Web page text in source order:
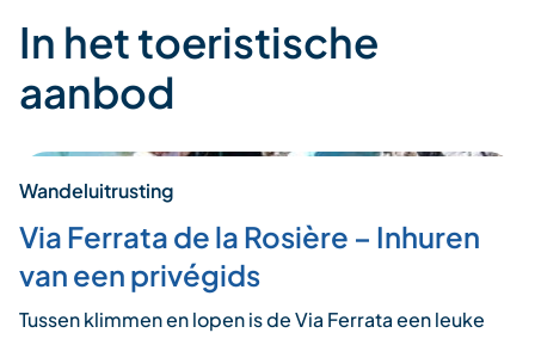
In het toeristische
aanbod
Wandeluitrusting
Via Ferrata de la Rosière – Inhuren
van een privégids
Tussen klimmen en lopen is de Via Ferrata een leuke